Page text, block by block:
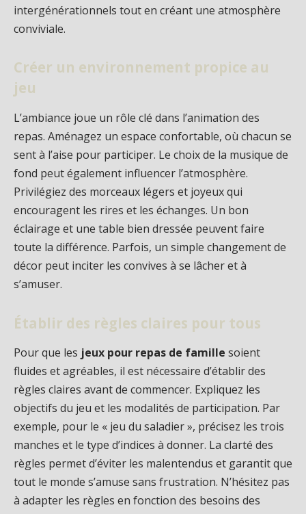
intergénérationnels tout en créant une atmosphère
conviviale.
Créer un environnement propice au
jeu
L’ambiance joue un rôle clé dans l’animation des
repas. Aménagez un espace confortable, où chacun se
sent à l’aise pour participer. Le choix de la musique de
fond peut également influencer l’atmosphère.
Privilégiez des morceaux légers et joyeux qui
encouragent les rires et les échanges. Un bon
éclairage et une table bien dressée peuvent faire
toute la différence. Parfois, un simple changement de
décor peut inciter les convives à se lâcher et à
s’amuser.
Établir des règles claires pour tous
Pour que les jeux pour repas de famille soient
fluides et agréables, il est nécessaire d’établir des
règles claires avant de commencer. Expliquez les
objectifs du jeu et les modalités de participation. Par
exemple, pour le « jeu du saladier », précisez les trois
manches et le type d’indices à donner. La clarté des
règles permet d’éviter les malentendus et garantit que
tout le monde s’amuse sans frustration. N’hésitez pas
à adapter les règles en fonction des besoins des